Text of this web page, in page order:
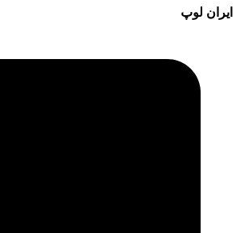
ایران لوپ